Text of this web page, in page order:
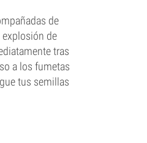
de
explosión de
tras
a los fumetas
tus semillas